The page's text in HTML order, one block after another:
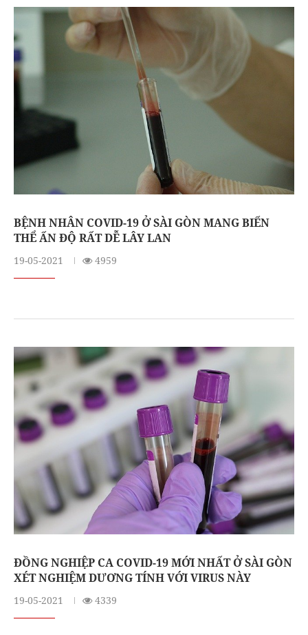
BỆNH NHÂN COVID-19 Ở SÀI GÒN MANG BIẾN
THỂ ẤN ĐỘ RẤT DỄ LÂY LAN
19-05-2021 4959
ĐỒNG NGHIỆP CA COVID-19 MỚI NHẤT Ở SÀI GÒN
XÉT NGHIỆM DƯƠNG TÍNH VỚI VIRUS NÀY
19-05-2021 4339